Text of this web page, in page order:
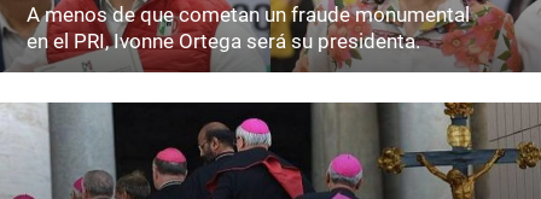
A menos de que cometan un fraude monumental
en el PRI, Ivonne Ortega será su presidenta.